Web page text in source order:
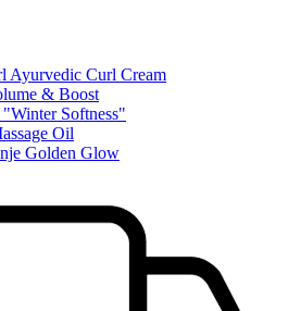
Ayurvedic Curl Cream
& Boost
Softness"
Oil
Golden Glow